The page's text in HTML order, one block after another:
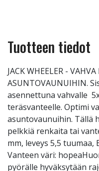
Tuotteen tiedot
JACK WHEELER -
ASUNTOVAUNUIHIN.
asennettuna vahvalle
teräsvanteelle. Optimi
asuntovaunuihin. Tällä
pelkkiä renkaita tai
mm, leveys 5,5 tuumaa,
Vanteen väri:
pyörälle hyväksytään